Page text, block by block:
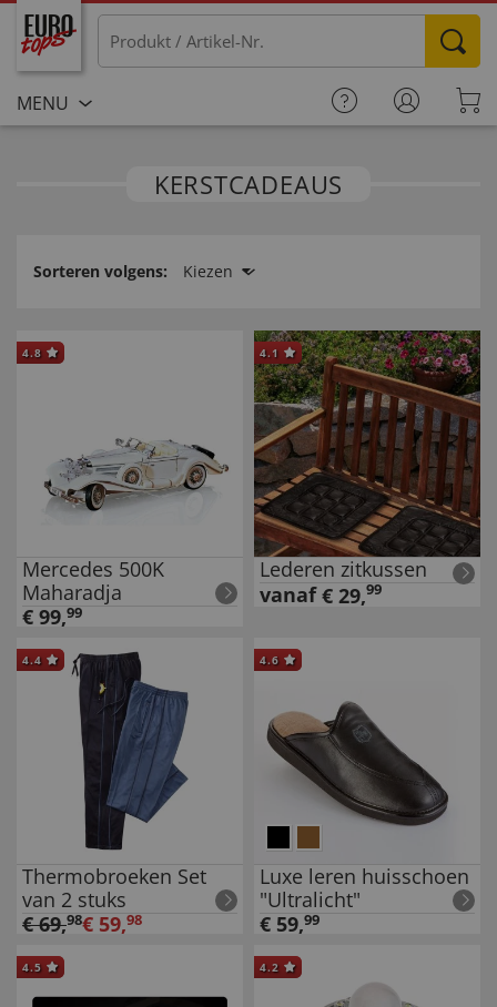
MENU
KERSTCADEAUS
Sorteren volgens: Kiezen
4.8
Mercedes 500K
Maharadja
€ 99,99
4.1
Lederen zitkussen
vanaf € 29,99
4.4
Thermobroeken Set
van 2 stuks
€69,98€ 59,98
4.6
Luxe leren huisschoen
"Ultralicht"
€ 59,99
4.5 4.2